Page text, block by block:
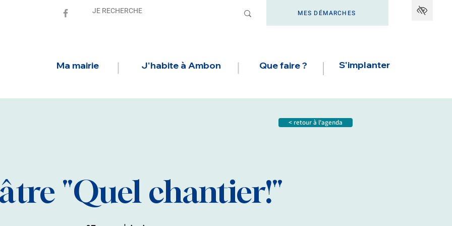
MES DÉMARCHES
Ma mairie J'habite à Ambon Que faire ? S'implanter
< retour à l'agenda
"Quel chantier!"